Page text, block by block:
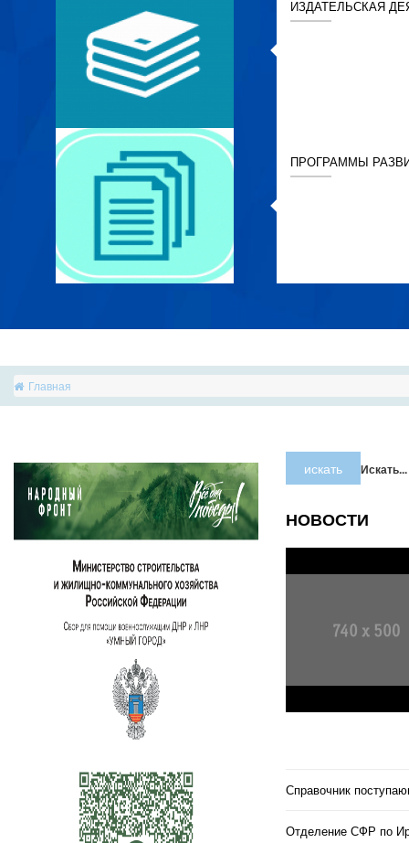
ИЗДАТЕЛЬСКАЯ
ПРОГРАММЫ
Главная
искать Искать...
НОВОСТИ
Справочник
Отделение СФР по